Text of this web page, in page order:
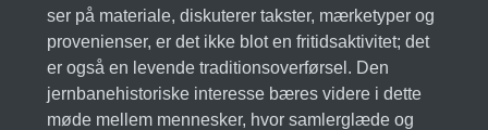
ser på materiale, diskuterer takster, mærketyper og
provenienser, er det ikke blot en fritidsaktivitet; det
er også en levende traditionsoverførsel. Den
jernbanehistoriske interesse bæres videre i dette
møde mellem mennesker, hvor samlerglæde og